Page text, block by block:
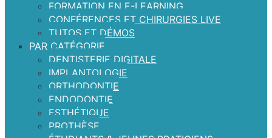
FORMATION EN E-LEARNING
CONFÉRENCES ET CHIRURGIES LIVE
TUTOS ET DÉMOS
PAR CATÉGORIE
DENTISTERIE DIGITALE
IMPLANTOLOGIE
ORTHODONTIE
ENDODONTIE
ESTHÉTIQUE
PROTHÈSE